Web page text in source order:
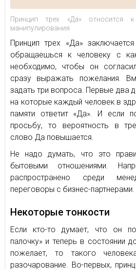
Принцип трех «Да» относится
манипулирования
Принцип трех «Да»
обращаешься к человеку с
необходимо, чтобы он
сразу выражать пожелания.
задать три вопроса. Первые два
на которые каждый человек в
памяти ответит «Да». И если
просьбу, то вероятность в
слово Да повышается.
Не надо думать, что это
бытовыми отношениями.
распространено среди
переговоры с бизнес-партнерами.
Некоторые тонкости
Если кто-то думает, что он
палочку» и теперь в состоянии
пожелает, то такого
разочарование. Во-первых,